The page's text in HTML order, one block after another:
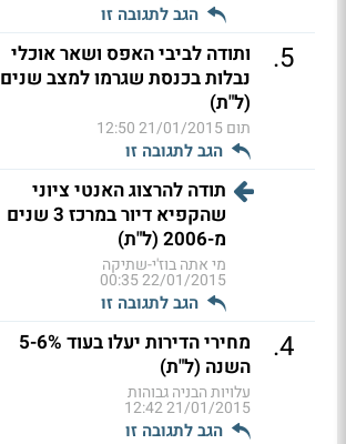
הגב לתגובה זו
5
.
ותודה לביבי האפס ושאר אוכלי
נבלות בכנסת שגרמו למצב שנים
(ל"ת)
תום21/01/2015 12:50
הגב לתגובה זו
תודה להרצוג האנטי ציוני
שהקפיא דיור במרכז 3 שנים
מ-2006 (ל"ת)
מי אתה בוז'י-שתיקה
22/01/2015 00:35
הגב לתגובה זו
4
.
מחירי הדירות יעלו בעוד 5-6%
השנה (ל"ת)
עלויות הבניה גבוהות
21/01/2015 12:42
הגב לתגובה זו